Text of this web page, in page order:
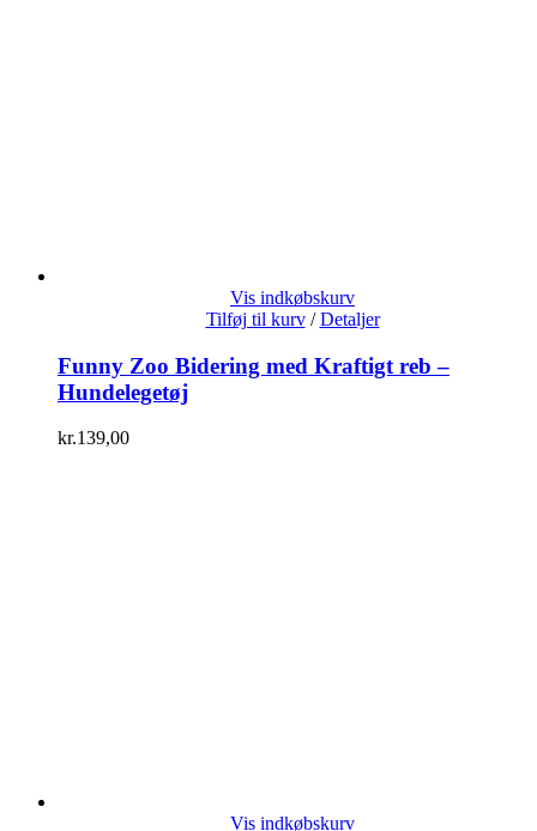
Vis indkøbskurv
Tilføj til kurv / Detaljer
Funny Zoo Bidering med Kraftigt reb –
Hundelegetøj
kr.139,00
Vis indkøbskurv